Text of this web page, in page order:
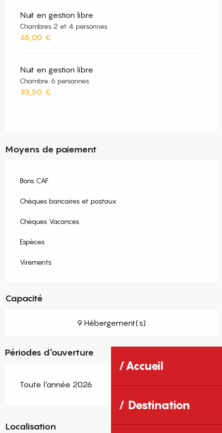
Accueil
Destination
Nuit en gestion libre
Chambres 2 et 4 personnes
65,00 €
Nuit en gestion libre
Chambre 6 personnes
93,50 €
Moyens de paiement
Bons CAF
Chèques bancaires et postaux
Chèques Vacances
Espèces
Virements
Capacité
9 Hébergement(s)
Périodes d'ouverture
Toute l'année 2026
Localisation